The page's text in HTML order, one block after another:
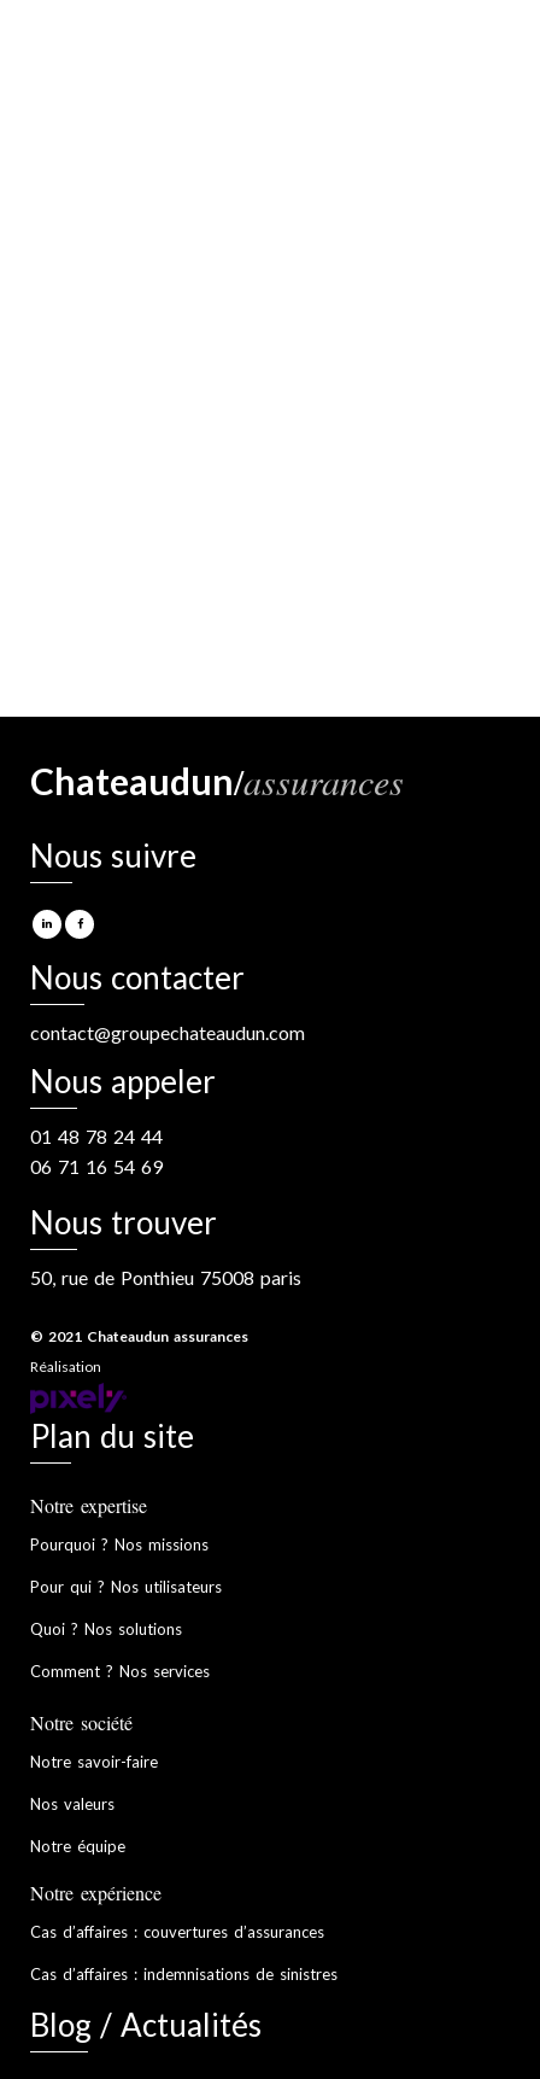
Chateaudun/assurances
Nous suivre
Nous contacter
contact@groupechateaudun.com
Nous appeler
01 48 78 24 44
06 71 16 54 69
Nous trouver
50, rue de Ponthieu 75008 paris
© 2021 Chateaudun assurances
Réalisation
Plan du site
Notre expertise
Pourquoi ? Nos missions
Pour qui ? Nos utilisateurs
Quoi ? Nos solutions
Comment ? Nos services
Notre société
Notre savoir-faire
Nos valeurs
Notre équipe
Notre expérience
Cas d’affaires : couvertures d’assurances
Cas d’affaires : indemnisations de sinistres
Blog / Actualités